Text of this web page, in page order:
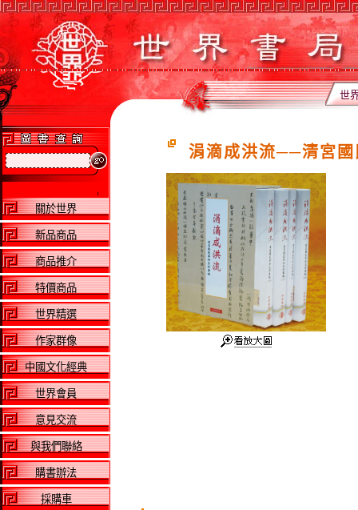
世
關於世界
新品商品
商品推介
特價商品
世界精選
作家群像
中國文化經典
世界會員
意見交流
與我們聯絡
購書辦法
採購車
涓滴成洪流──清宮